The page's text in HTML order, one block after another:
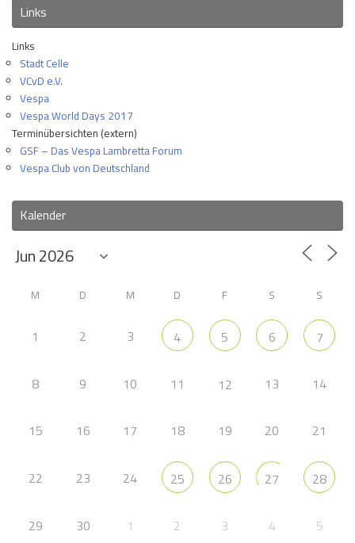
Links
Links
Stadt Celle
VCvD e.V.
Vespa
Vespa World Days 2017
Terminübersichten (extern)
GSF – Das Vespa Lambretta Forum
Vespa Club von Deutschland
Kalender
M D M D F S S
1 2 3 4 5 6 7
8 9 10 11 12 13 14
15 16 17 18 19 20 21
22 23 24 25 26 27 28
29 30 1 2 3 4 5